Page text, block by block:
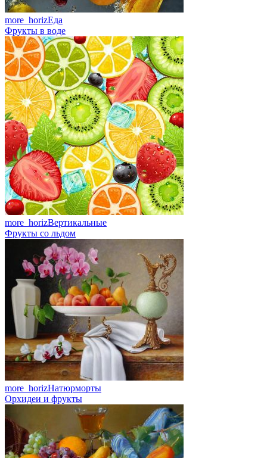
more_horizЕда
Фрукты в воде
more_horizВертикальные
Фрукты со льдом
more_horizНатюрморты
Орхидеи и фрукты